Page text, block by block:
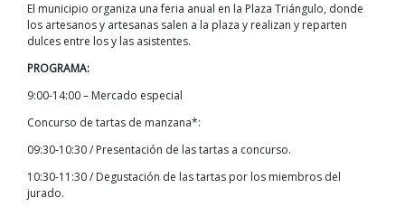
El municipio organiza una feria anual en la Plaza Triángulo, donde
los artesanos y artesanas salen a la plaza y realizan y reparten
dulces entre los y las asistentes.
PROGRAMA:
9:00-14:00 – Mercado especial
Concurso de tartas de manzana*:
09:30-10:30 / Presentación de las tartas a concurso.
10:30-11:30 / Degustación de las tartas por los miembros del
jurado.